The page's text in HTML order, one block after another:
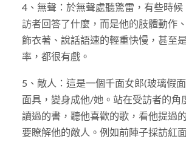
4、無聲：於無聲處聽驚雷，有些時候
訪者回答了什麼，而是他的肢體動作
飾衣著、說話語速的輕重快慢，甚至
率，都很有戲。
5、敵人：這是一個千面女郎(玻璃假
面具，變身成他/她。站在受訪者的角
讀過的書，聽他喜歡的歌，看他提過
要瞭解他的敵人。例如前陣子採訪紅